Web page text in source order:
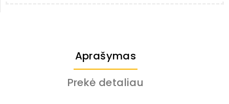
Aprašymas
Prekė detaliau